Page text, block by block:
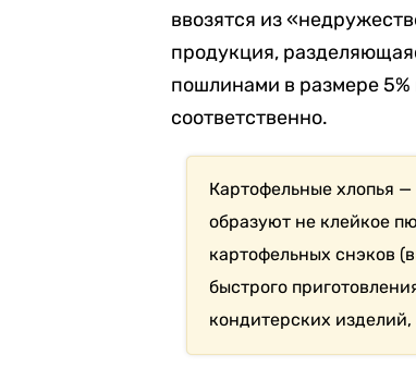
ввозятся из
продукция,
пошлинами в размере 5%
соответственно.
Картофельные хлопья
образуют не клейкое
картофельных снэков
быстрого
кондитерских